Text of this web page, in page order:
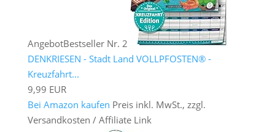
AngebotBestseller Nr. 2
DENKRIESEN - Stadt Land VOLLPFOSTEN® -
Kreuzfahrt...
9,99 EUR
Bei Amazon kaufen Preis inkl. MwSt., zzgl.
Versandkosten / Affiliate Link